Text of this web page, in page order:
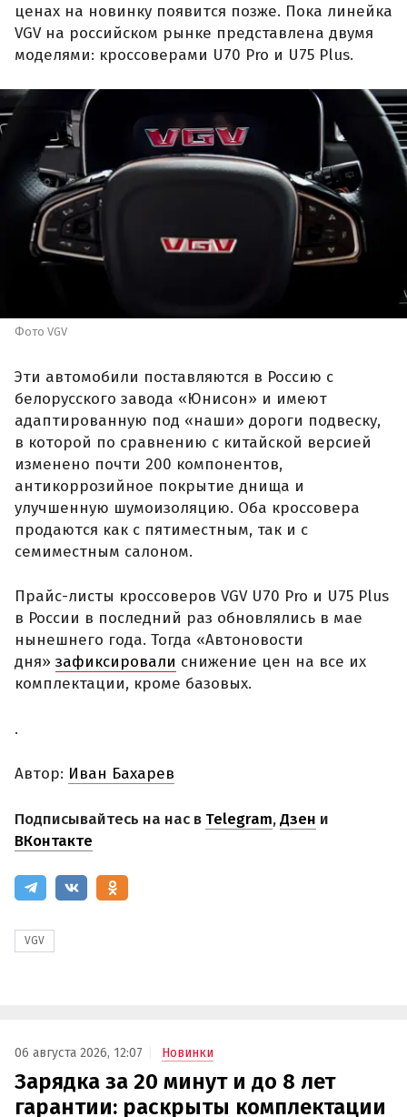
ценах на новинку появится позже. Пока линейка
VGV на российском рынке представлена двумя
моделями: кроссоверами U70 Pro и U75 Plus.
Фото VGV
Эти автомобили поставляются в Россию с
белорусского завода «Юнисон» и имеют
адаптированную под «наши» дороги подвеску,
в которой по сравнению с китайской версией
изменено почти 200 компонентов,
антикоррозийное покрытие днища и
улучшенную шумоизоляцию. Оба кроссовера
продаются как с пятиместным, так и с
семиместным салоном.
Прайс-листы кроссоверов VGV U70 Pro и U75 Plus
в России в последний раз обновлялись в мае
нынешнего года. Тогда «Автоновости
дня» зафиксировали снижение цен на все их
комплектации, кроме базовых.
.
Автор: Иван Бахарев
Подписывайтесь на нас в Telegram,Дзен и
ВКонтакте
VGV
06 августа 2026, 12:07 Новинки
Зарядка за 20 минут и до 8 лет
гарантии: раскрыты комплектации